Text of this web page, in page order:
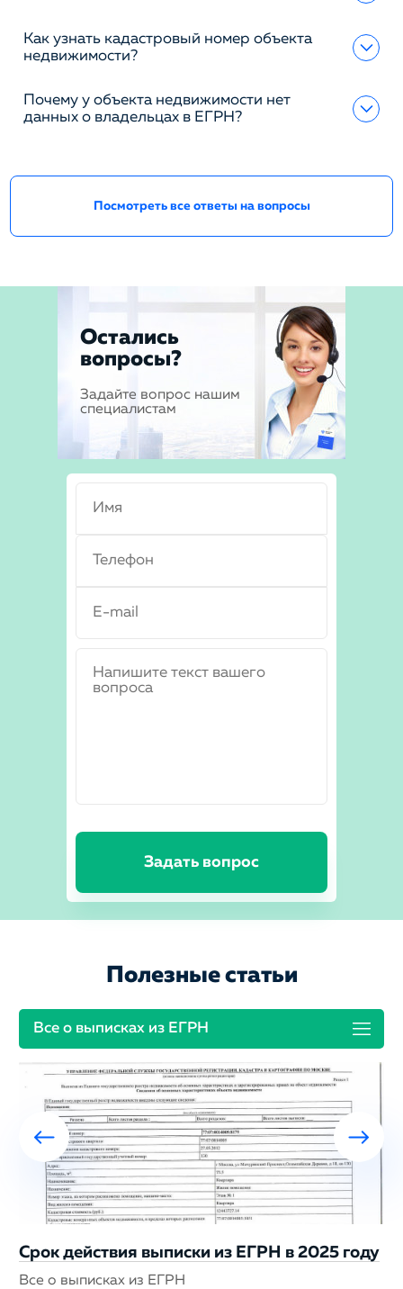
Как узнать кадастровый номер объекта
недвижимости?
Почему у объекта недвижимости нет
данных о владельцах в ЕГРН?
Посмотреть все ответы на вопросы
Остались
вопросы?
Задайте вопрос нашим
специалистам
Задать вопрос
Полезные статьи
Все о выписках из ЕГРН
Срок действия выписки из ЕГРН в 2025 году
Все о выписках из ЕГРН